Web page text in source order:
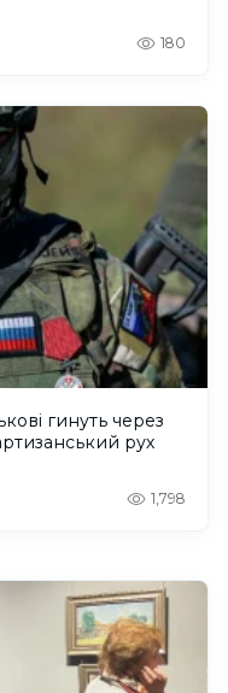
180
гинуть через
рух
1,798